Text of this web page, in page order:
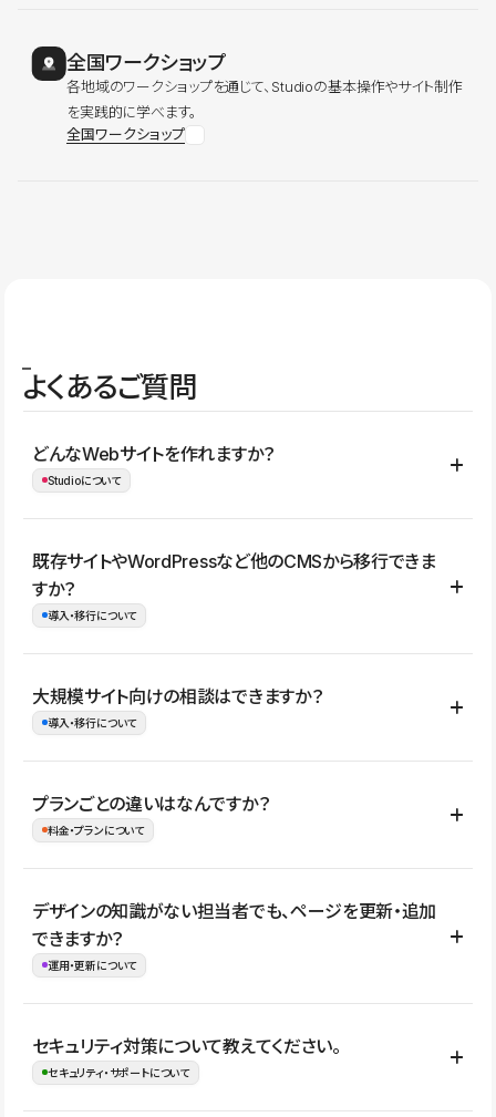
全国ワークショップ
各地域のワークショップを通じて、Studioの基本操作やサイト制作
を実践的に学べます。
全国ワークショップ
よくあるご質問
どんなWebサイトを作れますか？
Studioについて
コーポレートサイト、サービスサイト、LP、採用サイト、ブロ
グ・メディア、イベントサイト、店舗・商品紹介サイト、ポートフ
ォリオなど幅広く制作できます。
既存サイトやWordPressなど他のCMSから移行できま
すか？
導入・移行について
はい。既存サイトの構成やコンテンツ、URLを整理したうえで、
Studio上に再構築する形で移行できます。 WordPressの場合は、
イト全体のデザインや設定がそのまま移行されるわけではないた
め、移行後にページ構成やデザイン、CMS設計、URL・リダイレク
大規模サイト向けの相談はできますか？
導入・移行について
はい。アクセス規模が大きいサイトや、複数部門での運用、権限管
理、セキュリティ確認、既存システムとの連携など、個別の要件が
ない段階でも、お問い合わせください。
お問合せはこちら
プランごとの違いはなんですか？
料金・プランについて
公開ページ数、バージョン履歴の期間、CMS利用数の上限、権限
管理の有無などがプランごとに異なります。詳しくは料金プランペ
ージをご覧ください。
デザインの知識がない担当者でも、ページを更新・追加
できますか？
運用・更新について
はい。CMSやコンポーネントを活用して更新範囲を設計しておく
ことで、デザインを崩しにくい状態で運用できます。 さらにコン
セキュリティ対策について教えてください。
セキュリティ・サポートについて